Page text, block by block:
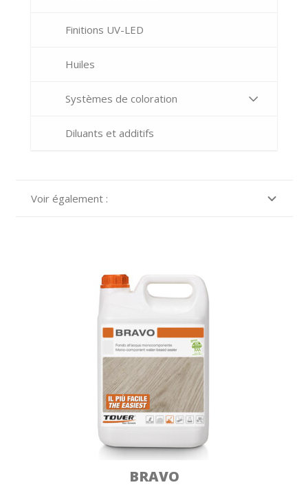
Finitions UV-LED
Huiles
Systèmes de coloration
Diluants et additifs
Voir également :
BRAVO